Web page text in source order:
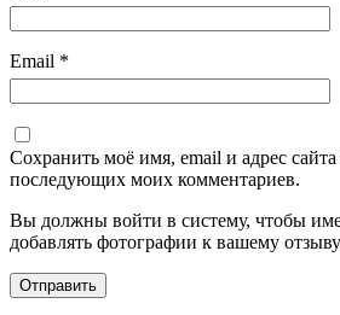
Email *
Сохранить моё имя, email и адрес сайта
последующих моих комментариев.
Вы должны войти в систему, чтобы
добавлять фотографии к вашему